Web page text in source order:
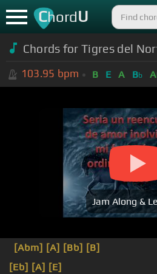
ChordU
Chords for Tigres del
103.95 bpm B E A Bb A
Jam Along &
[Abm] [A] [Bb] [B]
[Eb] [A] [E]